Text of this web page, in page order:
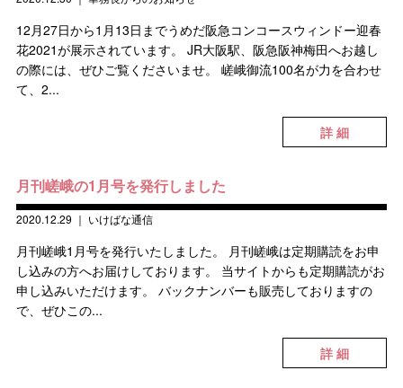
12月27日から1月13日までうめだ阪急コンコースウィンドー迎春
花2021が展示されています。 JR大阪駅、阪急阪神梅田へお越し
の際には、ぜひご覧くださいませ。 嵯峨御流100名が力を合わせ
て、2...
詳 細
月刊嵯峨の1月号を発行しました
2020.12.29 ｜ いけばな通信
月刊嵯峨1月号を発行いたしました。 月刊嵯峨は定期購読をお申
し込みの方へお届けしております。 当サイトからも定期購読がお
申し込みいただけます。 バックナンバーも販売しておりますの
で、ぜひこの...
詳 細